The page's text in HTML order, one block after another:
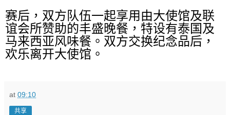
赛后，双方队伍一起享用由大使馆及联
谊会所赞助的丰盛晚餐，特设有泰国及
马来西亚风味餐。双方交换纪念品后，
欢乐离开大使馆。
at 09:10
共享